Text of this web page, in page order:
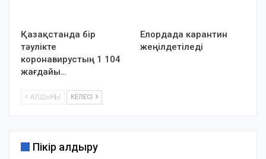
Қазақстанда бір
тәулікте
коронавирустың 1 104
жағдайы…
Елордада карантин
жеңілдетіледі
АЛДЫҢҒЫ КЕЛЕСІ
Пікір қалдыру